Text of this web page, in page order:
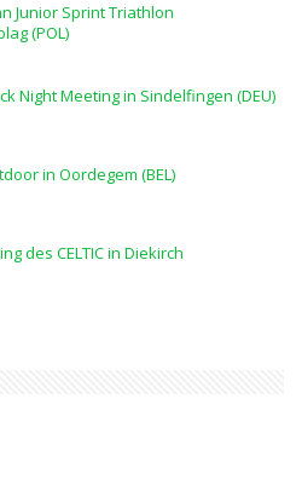
Junior Sprint Triathlon
(POL)
Night Meeting in Sindelfingen (DEU)
in Oordegem (BEL)
des CELTIC in Diekirch